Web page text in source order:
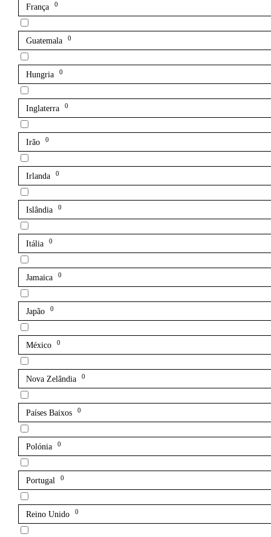
França 0
Guatemala 0
Hungria 0
Inglaterra 0
Irão 0
Irlanda 0
Islândia 0
Itália 0
Jamaica 0
Japão 0
México 0
Nova Zelândia 0
Países Baixos 0
Polónia 0
Portugal 0
Reino Unido 0